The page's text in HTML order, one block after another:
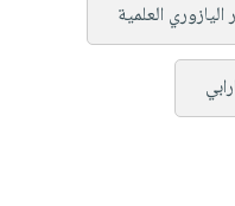
اليازوري العلمية